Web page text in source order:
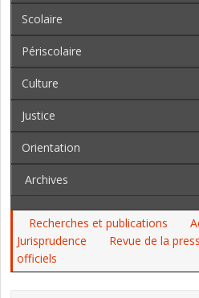
Scolaire
Périscolaire
Culture
Justice
Orientation
Archives
Recherches et publications
Jurisprudence
Revue de la
officiels